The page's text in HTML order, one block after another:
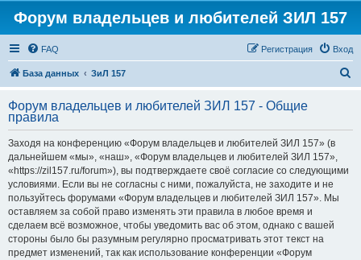
Форум владельцев и любителей ЗИЛ 157
FAQ Вход
Регистрация
База данных ЗиЛ 157
с
Форум владельцев и любителей ЗИЛ 157 - Общие
правила
Заходя на конференцию «Форум владельцев и любителей ЗИЛ 157» (в
дальнейшем «мы», «наш», «Форум владельцев и любителей ЗИЛ 157»,
«https://zil157.ru/forum»), вы подтверждаете своё согласие со следующими
условиями. Если вы не согласны с ними, пожалуйста, не заходите и не
пользуйтесь форумами «Форум владельцев и любителей ЗИЛ 157». Мы
оставляем за собой право изменять эти правила в любое время и
сделаем всё возможное, чтобы уведомить вас об этом, однако с вашей
стороны было бы разумным регулярно просматривать этот текст на
предмет изменений, так как использование конференции «Форум